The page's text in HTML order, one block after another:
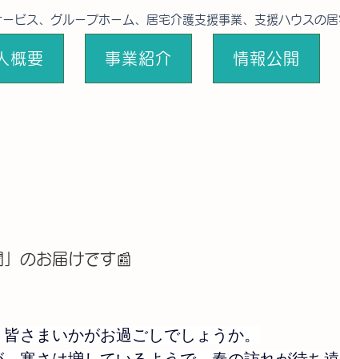
ビス、グループホーム、居宅介護支援事業、支援ハウスの居
概要 事業紹介 情報公開
のお届けです📰
さまいかがお過ごしでしょうか。